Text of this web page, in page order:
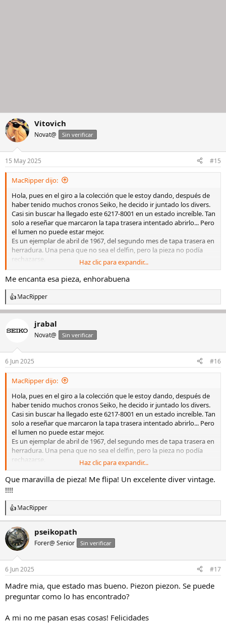
Vitovich
Novat@ Sin verificar
15 May 2025 #15
MacRipper dijo:
Hola, pues en el giro a la colección que le estoy dando, después de
haber tenido muchos cronos Seiko, he decido ir juntado los divers.
Casi sin buscar ha llegado este 6217-8001 en un estado increíble. Tan
solo a reseñar que marcaron la tapa trasera intentado abrirlo... Pero
el lumen no puede estar mejor.
Es un ejemplar de abril de 1967, del segundo mes de tapa trasera en
herradura. Una pena que no sea el delfin, pero la pieza no podía
rechazarse.
Venia con una tropic de 20mm en un lado y la que parece ser la suya
en el otro. Aunque tengo algunas dudas, la hebilla estar marcada
Os dejo unas fotos:
Ver el archivos adjunto 3011342Ver el archivos adjunto 3011343Ver
el archivos adjunto 3011344
archivos adjunto 3011346Ver el archivos adjunto 3011347
archivos adjunto 3011348
Haz clic para expandir...
Me encanta esa pieza, enhorabuena
R
e
c
e
s
MacRipper
jrabal
Novat@ Sin verificar
6 Jun 2025 #16
MacRipper dijo:
Hola, pues en el giro a la colección que le estoy dando, después de
haber tenido muchos cronos Seiko, he decido ir juntado los divers.
Casi sin buscar ha llegado este 6217-8001 en un estado increíble. Tan
solo a reseñar que marcaron la tapa trasera intentado abrirlo... Pero
el lumen no puede estar mejor.
Es un ejemplar de abril de 1967, del segundo mes de tapa trasera en
herradura. Una pena que no sea el delfin, pero la pieza no podía
rechazarse.
Venia con una tropic de 20mm en un lado y la que parece ser la suya
en el otro. Aunque tengo algunas dudas, la hebilla estar marcada
Seiko.
Os dejo unas fotos:
Ver el archivos adjunto 3011342Ver el archivos adjunto 3011343Ver
el archivos adjunto 3011344Ver el archivos adjunto 3011345Ver el
archivos adjunto 3011346
archivos adjunto 3011348
Haz clic para expandir...
Que maravilla de pieza! Me flipa! Un excelente diver vintage.
!!!!
R
e
a
c
c
o
n
e
s
MacRipper
pseikopath
Forer@ Senior Sin verificar
6 Jun 2025 #17
Madre mia, que estado mas bueno. Piezon piezon. Se puede
preguntar como lo has encontrado?
A mi no me pasan esas cosas! Felicidades